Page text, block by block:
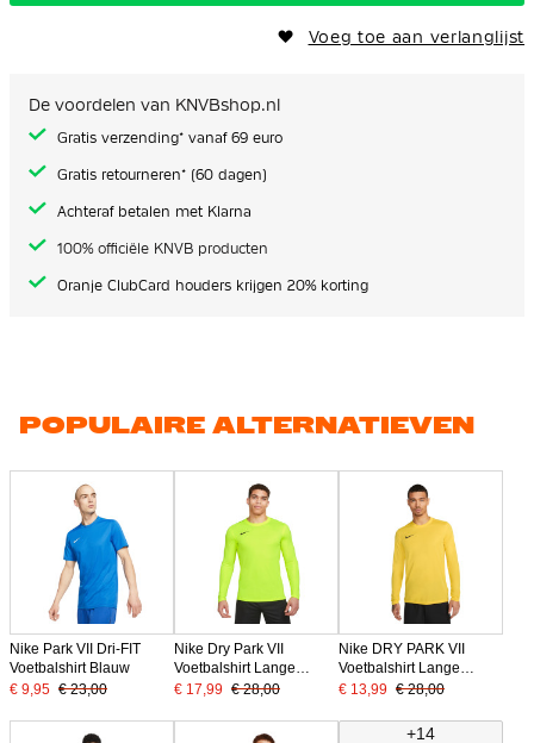
Voeg toe aan verlanglijst
De voordelen van KNVBshop.nl
Gratis verzending* vanaf 69 euro
Gratis retourneren* (60 dagen)
Achteraf betalen met Klarna
100% officiële KNVB producten
Oranje ClubCard houders krijgen 20% korting
POPULAIRE ALTERNATIEVEN
Nike Park VII Dri-FIT
Voetbalshirt Blauw
€ 9,95 € 23,00
Nike Dry Park VII
Voetbalshirt Lange
Mouwen Geel
€ 17,99 € 28,00
Nike DRY PARK VII
Voetbalshirt Lange
Mouwen Geel Zwart
€ 13,99 € 28,00
+14